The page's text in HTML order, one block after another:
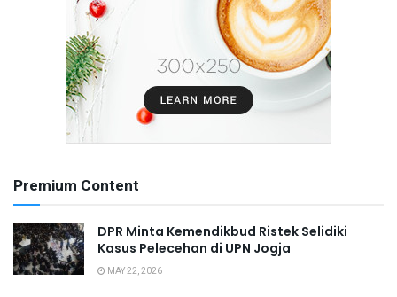
Premium Content
DPR Minta Kemendikbud Ristek Selidiki
Kasus Pelecehan di UPN Jogja
MAY 22, 2026